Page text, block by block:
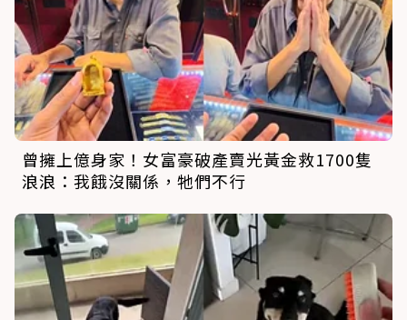
曾擁上億身家！女富豪破產賣光黃金救1700隻
浪浪：我餓沒關係，牠們不行